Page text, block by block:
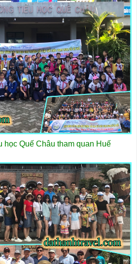
Quế Châu tham quan Huế